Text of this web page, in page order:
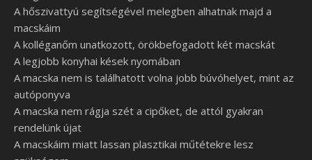
A hőszivattyú segítségével melegben alhatnak majd a
macskáim
A kolléganőm unatkozott, örökbefogadott két macskát
A legjobb konyhai kések nyomában
A macska nem is találhatott volna jobb búvóhelyet, mint az
autóponyva
A macska nem rágja szét a cipőket, de attól gyakran
rendelünk újat
A macskáim miatt lassan plasztikai műtétekre lesz